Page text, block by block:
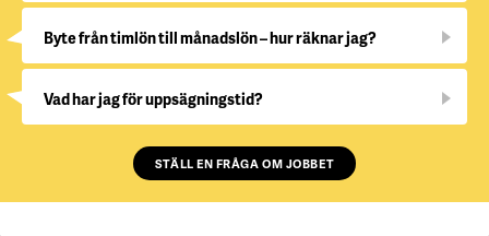
Byte från timlön till månadslön – hur räknar jag?
Vad har jag för uppsägningstid?
STÄLL EN FRÅGA OM JOBBET